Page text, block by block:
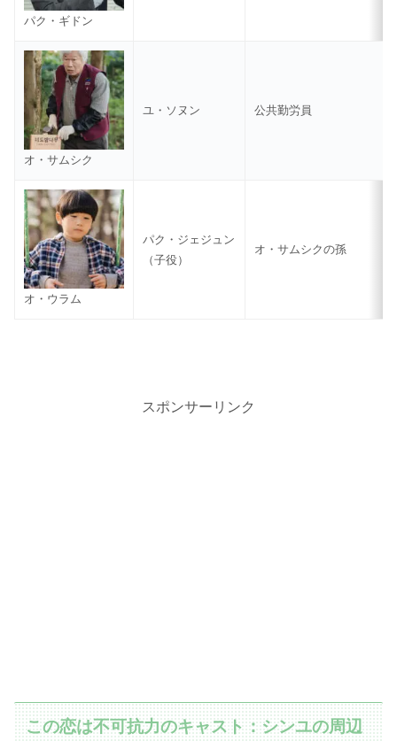
パク・ギドン
オ・サムシク
ユ・ソヌン 公共勤労員
オ・ウラム
パク・ジェジュン
（子役）
オ・サムシクの孫
スポンサーリンク
この恋は不可抗力のキャスト：シンユの周辺